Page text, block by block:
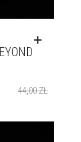
44,00ZŁ